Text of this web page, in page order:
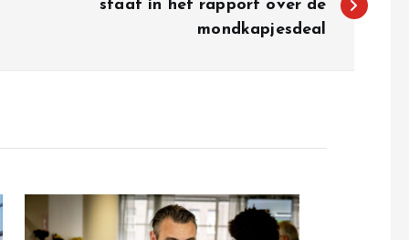
staat in het rapport over de
mondkapjesdeal